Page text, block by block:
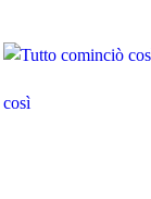
così